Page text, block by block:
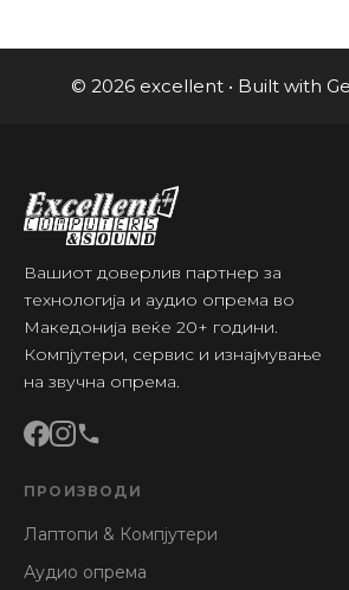
© 2026 excellent • Built with
Вашиот доверлив партнер за
технологија и аудио опрема во
Македонија веќе 20+ години.
Компјутери, сервис и изнајмување
на звучна опрема.
ПРОИЗВОДИ
Лаптопи & Компјутери
Аудио опрема